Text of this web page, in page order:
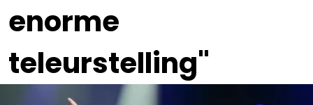
enorme
teleurstelling"